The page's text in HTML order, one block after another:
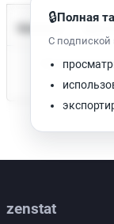
Нет
🔒Полная
С подпиской
zenstat